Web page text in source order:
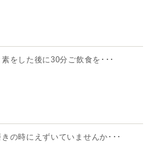
素をした後に30分ご飲食を･･･
の時にえずいていませんか･･･